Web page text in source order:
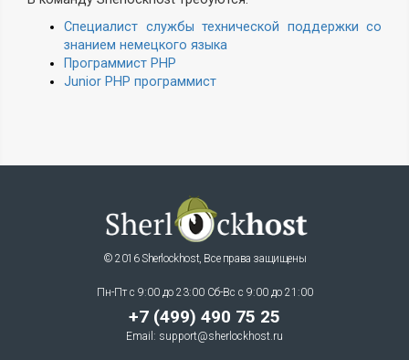
Специалист службы технической поддержки со
знанием немецкого языка
Программист PHP
Junior PHP программист
© 2016 Sherlockhost, Все права защищены
Пн-Пт с 9:00 до 23:00 Сб-Вс с 9:00 до 21:00
+7 (499) 490 75 25
Email: support@sherlockhost.ru